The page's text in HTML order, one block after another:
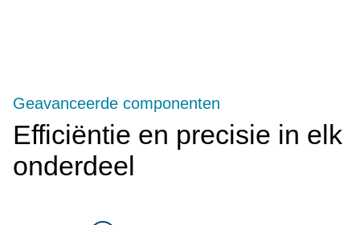
Efficiëntie en precisie in elk
onderdeel
Geavanceerde componenten